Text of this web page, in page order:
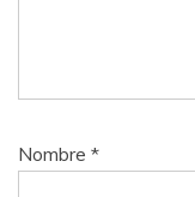
Nombre *